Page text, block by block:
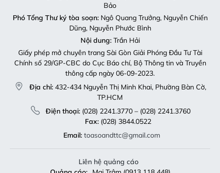
Bảo
Phó Tổng Thư ký tòa soạn:Ngô Quang Trưởng, Nguyễn Chiến
Dũng, Nguyễn Phước Bình
Nội dung:Trần Hải
Giấy phép mở chuyên trang Sài Gòn Giải Phóng Đầu Tư Tài
Chính số 29/GP-CBC do Cục Báo chí, Bộ Thông tin và Truyền
thông cấp ngày 06-09-2023.
Địa chỉ: 432-434 Nguyễn Thị Minh Khai, Phường Bàn Cờ,
TP.HCM
Điện thoại:(028) 2241.3770 – (028) 2241.3760
Fax:(028) 3844.0522
Email: toasoandttc@gmail.com
Liên hệ quảng cáo